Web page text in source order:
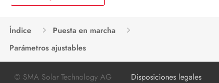
Índice
Puesta en marcha
Parámetros ajustables
© SMA Solar Technology AG Disposiciones legales